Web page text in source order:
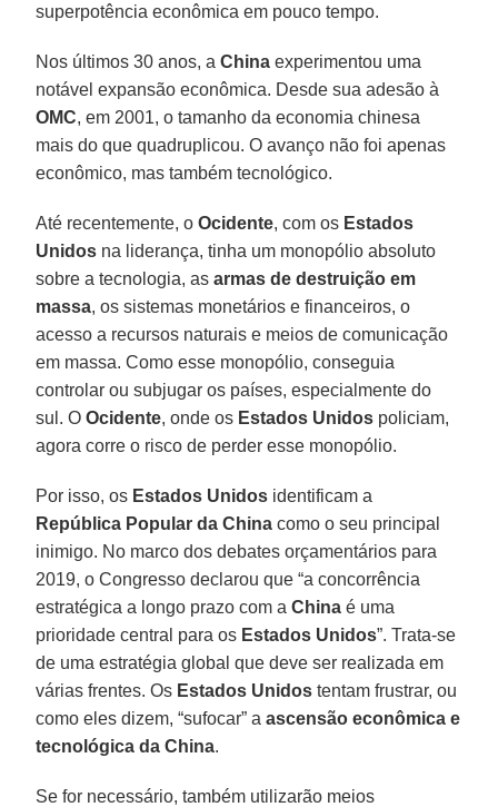
superpotência econômica em pouco tempo.
Nos últimos 30 anos, aChina experimentou uma
notável expansão econômica. Desde sua adesão à
OMC, em 2001, o tamanho da economia chinesa
mais do que quadruplicou. O avanço não foi apenas
econômico, mas também tecnológico.
Até recentemente, oOcidente, com os Estados
Unidos na liderança, tinha um monopólio absoluto
sobre a tecnologia, asarmas de destruição em
massa, os sistemas monetários e financeiros, o
acesso a recursos naturais e meios de comunicação
em massa. Como esse monopólio, conseguia
controlar ou subjugar os países, especialmente do
sul. OOcidente, onde os Estados Unidos policiam,
agora corre o risco de perder esse monopólio.
Por isso, os Estados Unidos identificam a
República Popular da China como o seu principal
inimigo. No marco dos debates orçamentários para
2019, o Congresso declarou que “a concorrência
estratégica a longo prazo com aChina é uma
prioridade central para os Estados Unidos”. Trata-se
de uma estratégia global que deve ser realizada em
várias frentes. Os Estados Unidos tentam frustrar, ou
como eles dizem, “sufocar” aascensão econômica e
tecnológica da China.
Se for necessário, também utilizarão meios